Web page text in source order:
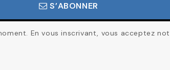
S’ABONNER
En vous inscrivant, vous acceptez